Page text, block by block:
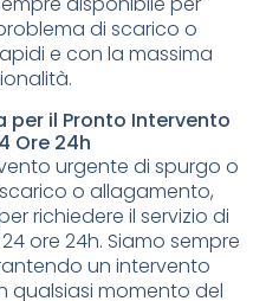
di scarico o
e con la massima
il Pronto Intervento
Ore 24h
urgente di spurgo o
o allagamento,
richiedere il servizio di
ore 24h. Siamo sempre
un intervento
qualsiasi momento del